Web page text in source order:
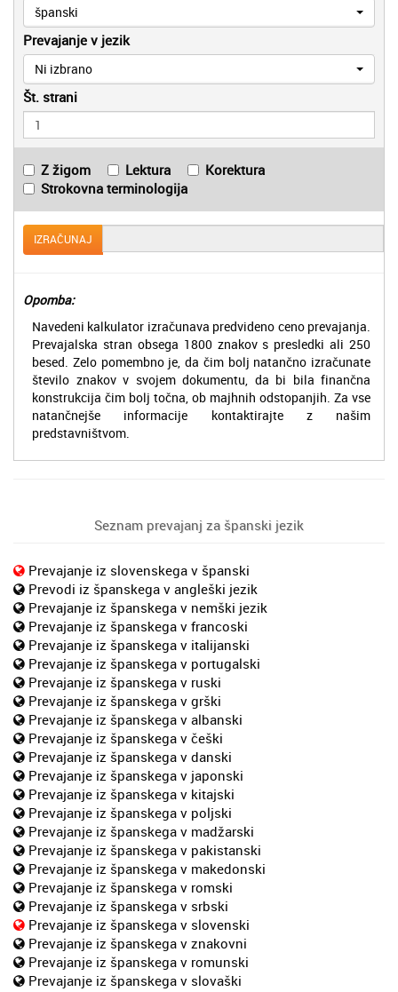
španski
Prevajanje v jezik
Ni izbrano
Št. strani
Z žigom Lektura
Korektura
Strokovna terminologija
IZRAČUNAJ
Opomba:
Navedeni kalkulator izračunava predvideno ceno prevajanja.
Prevajalska stran obsega 1800 znakov s presledki ali 250
besed. Zelo pomembno je, da čim bolj natančno izračunate
število znakov v svojem dokumentu, da bi bila finančna
konstrukcija čim bolj točna, ob majhnih odstopanjih. Za vse
natančnejše informacije kontaktirajte z našim
predstavništvom.
Seznam prevajanj za španski jezik
Prevajanje iz slovenskega v španski
Prevodi iz španskega v angleški jezik
Prevajanje iz španskega v nemški jezik
Prevajanje iz španskega v francoski
Prevajanje iz španskega v italijanski
Prevajanje iz španskega v portugalski
Prevajanje iz španskega v ruski
Prevajanje iz španskega v grški
Prevajanje iz španskega v albanski
Prevajanje iz španskega v češki
Prevajanje iz španskega v danski
Prevajanje iz španskega v japonski
Prevajanje iz španskega v kitajski
Prevajanje iz španskega v poljski
Prevajanje iz španskega v madžarski
Prevajanje iz španskega v pakistanski
Prevajanje iz španskega v makedonski
Prevajanje iz španskega v romski
Prevajanje iz španskega v srbski
Prevajanje iz španskega v slovenski
Prevajanje iz španskega v znakovni
Prevajanje iz španskega v romunski
Prevajanje iz španskega v slovaški